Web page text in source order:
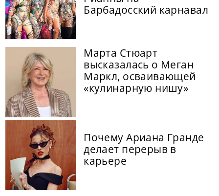
Барбадосский карнавал
Марта Стюарт
высказалась о Меган
Маркл, осваивающей
«кулинарную нишу»
Почему Ариана Гранде
делает перерыв в
карьере